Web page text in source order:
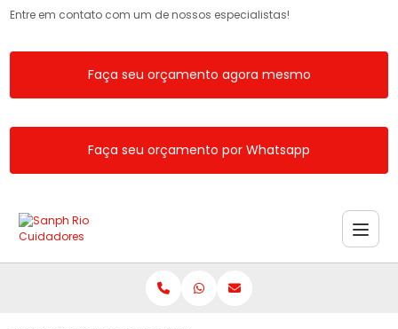
Entre em contato com um de nossos especialistas!
Faça seu orçamento agora mesmo
Faça seu orçamento por Whatsapp